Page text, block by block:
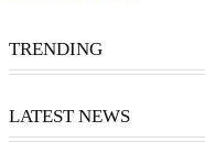
TRENDING
LATEST NEWS